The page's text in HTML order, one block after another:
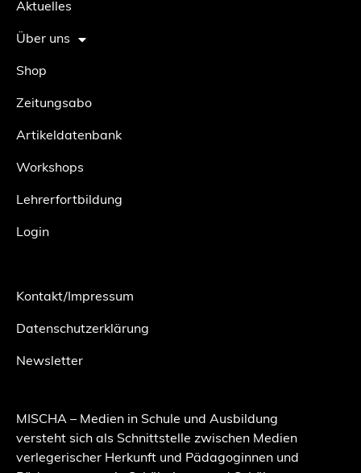
Aktuelles
Über uns
Shop
Zeitungsabo
Artikeldatenbank
Workshops
Lehrerfortbildung
Login
Kontakt/Impressum
Datenschutzerklärung
Newsletter
MISCHA – Medien in Schule und Ausbildung
versteht sich als Schnittstelle zwischen Medien
verlegerischer Herkunft und Pädagoginnen und